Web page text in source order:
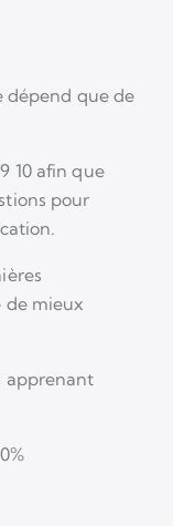
dépend que de
10 afin que
pour
de mieux
apprenant